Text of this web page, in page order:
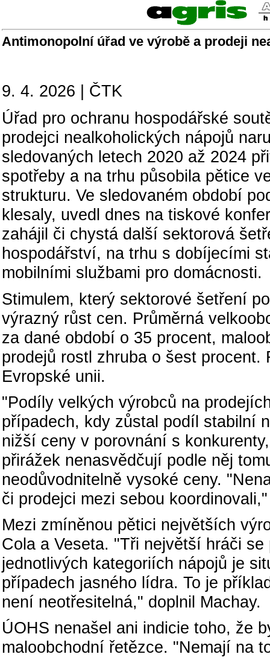
Antimonopolní úřad ve výrobě a prodeji
9. 4. 2026 | ČTK
Úřad pro ochranu hospodářské
prodejci nealkoholických nápojů
sledovaných letech 2020 až 2024
spotřeby a na trhu působila pětice
strukturu. Ve sledovaném období
klesaly, uvedl dnes na tiskové
zahájil či chystá další sektorová
hospodářství, na trhu s dobíjecími
mobilními službami pro domácnosti.
Stimulem, který sektorové šetření
výrazný růst cen. Průměrná
za dané období o 35 procent,
prodejů rostl zhruba o šest
Evropské unii.
"Podíly velkých výrobců na
případech, kdy zůstal podíl stabilní
nižší ceny v porovnání s
přirážek nenasvědčují podle něj
neodůvodnitelně vysoké ceny.
či prodejci mezi sebou
Mezi zmíněnou pětici největších
Cola a Veseta. "Tři největší hráči
jednotlivých kategoriích nápojů je
případech jasného lídra. To je
není neotřesitelná," doplnil Machay.
ÚOHS nenašel ani indicie toho, že
maloobchodní řetězce. "Nemají na